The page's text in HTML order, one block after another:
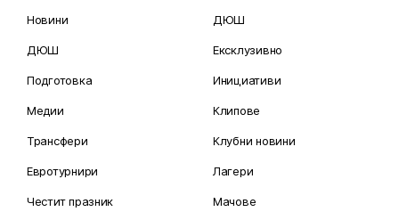
Новини
ДЮШ
Подготовка
Медии
Трансфери
Евротурнири
Честит празник
ДЮШ
Ексклузивно
Инициативи
Клипове
Клубни новини
Лагери
Мачове